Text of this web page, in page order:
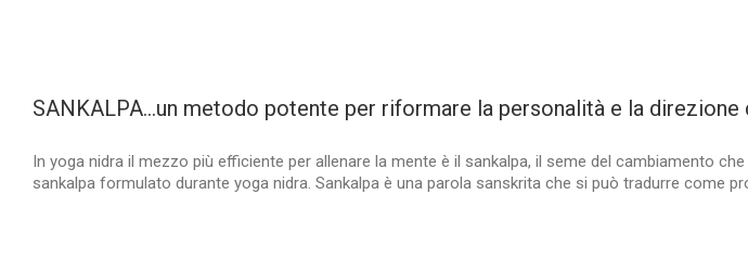
SANKALPA…un metodo potente per riformare la personalità e la
In yoga nidra il mezzo più efficiente per allenare la mente è il sankalpa, il seme del cambiamento
sankalpa formulato durante yoga nidra. Sankalpa è una parola sanskrita che si può tradurre come